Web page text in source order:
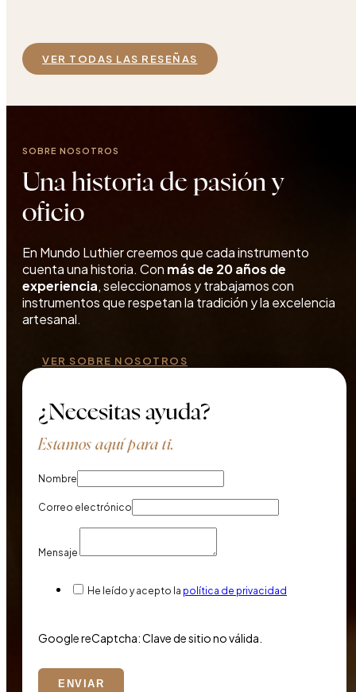
VER TODAS LAS RESEÑAS
SOBRE NOSOTROS
Una historia de pasión y
oficio
En Mundo Luthier creemos que cada instrumento
cuenta una historia. Con más de 20 años de
experiencia, seleccionamos y trabajamos con
instrumentos que respetan la tradición y la excelencia
artesanal.
VER SOBRE NOSOTROS
¿Necesitas ayuda?
Estamos aquí para ti.
Nombre
Correo electrónico
Mensaje
He leído y acepto la política de privacidad
Google reCaptcha: Clave de sitio no válida.
ENVIAR